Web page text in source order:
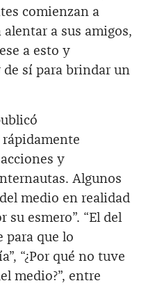
comienzan a
alentar a sus amigos,
a esto y
sí para brindar un
rápidamente
y
Algunos
medio en realidad
su esmero”. “El del
para que lo
“¿Por qué no tuve
medio?”, entre